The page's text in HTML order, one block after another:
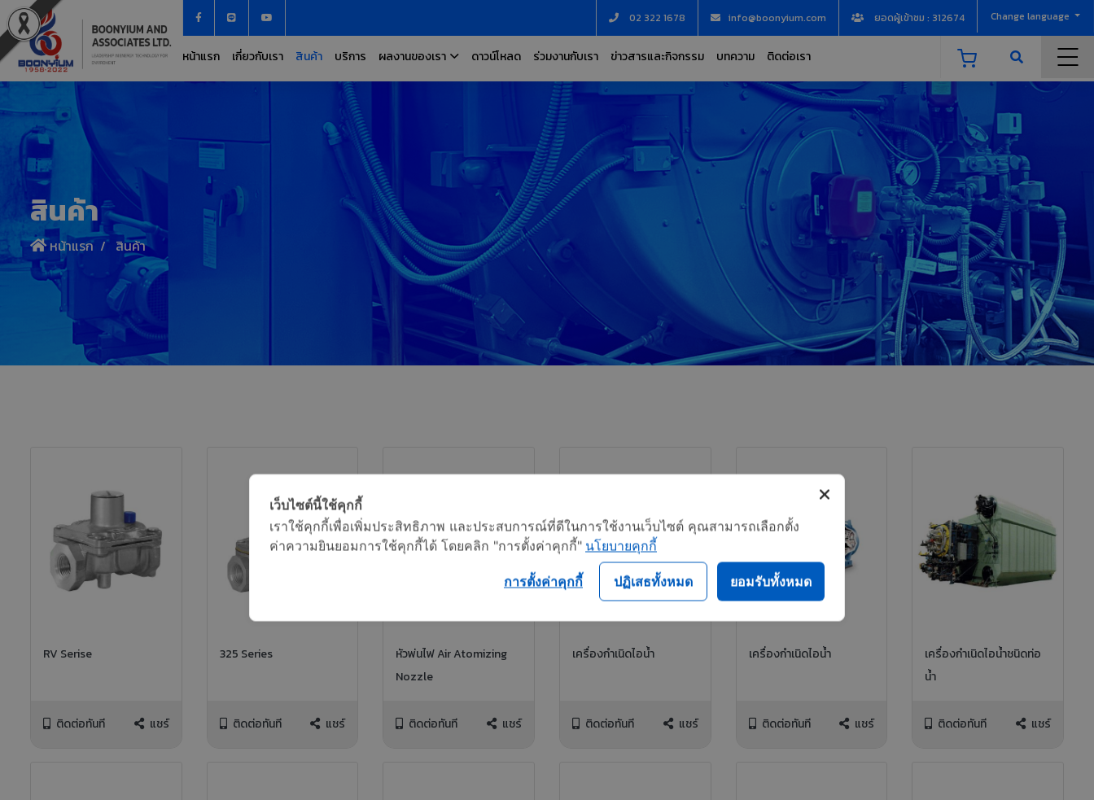
02 322 1678 info@boonyium.com ยอดผู้เข้าชม : 312674 Change language
หน้าแรก เกี่ยวกับเรา สินค้า บริการ ผลงานของเรา ดาวน์โหลด ร่วมงานกับเรา ข่าวสารและกิจกรรม บทความ ติดต่อเรา
สินค้า
หน้าแรก สินค้า
RV Serise
ติดต่อทันที แชร์
325 Series
ติดต่อทันที แชร์
หัวพ่นไฟ Air Atomizing
Nozzle
ติดต่อทันที แชร์
เครื่องกำเนิดไอน้ำ
ติดต่อทันที แชร์
เครื่องกำเนิดไอน้ำ
ติดต่อทันที แชร์
เครื่องกำเนิดไอน้ำชนิดท่อ
น้ำ
ติดต่อทันที แชร์
เว็บไซต์นี้ใช้คุกกี้
เราใช้คุกกี้เพื่อเพิ่มประสิทธิภาพ และประสบการณ์ที่ดีในการใช้งานเว็บไซต์ คุณสามารถเลือกตั้ง
ค่าความยินยอมการใช้คุกกี้ได้ โดยคลิก "การตั้งค่าคุกกี้" นโยบายคุกกี้
ปฏิเสธทั้งหมด ยอมรับทั้งหมด
การตั้งค่าคุกกี้